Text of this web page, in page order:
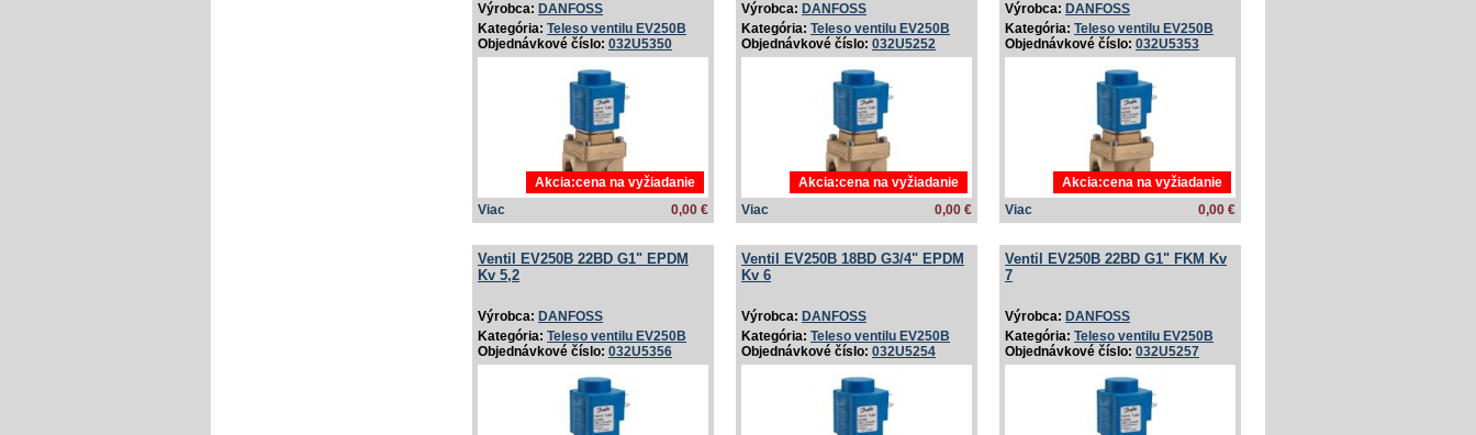
Výrobca: DANFOSS
Kategória: Teleso ventilu EV250B
Objednávkové číslo: 032U5350
0,00 €
Viac
Akcia:cena na vyžiadanie
Výrobca: DANFOSS
Kategória: Teleso ventilu EV250B
Objednávkové číslo: 032U5252
0,00 €
Viac
Akcia:cena na vyžiadanie
Výrobca: DANFOSS
Kategória: Teleso ventilu EV250B
Objednávkové číslo: 032U5353
0,00 €
Viac
Akcia:cena na vyžiadanie
Ventil EV250B 22BD G1" EPDM
Kv 5,2
Výrobca: DANFOSS
Kategória: Teleso ventilu EV250B
Objednávkové číslo: 032U5356
Ventil EV250B 18BD G3/­4" EPDM
Kv 6
Výrobca: DANFOSS
Kategória: Teleso ventilu EV250B
Objednávkové číslo: 032U5254
Ventil EV250B 22BD G1" FKM Kv
7
Výrobca: DANFOSS
Kategória: Teleso ventilu EV250B
Objednávkové číslo: 032U5257